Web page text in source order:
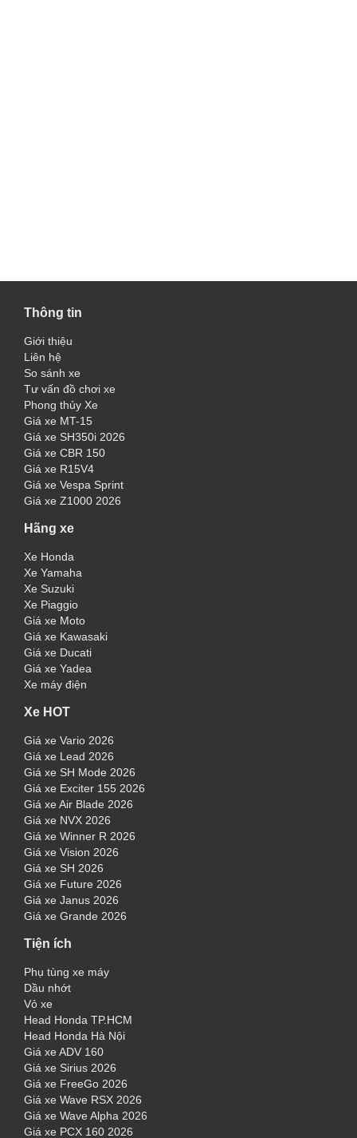
Thông tin
Giới thiệu
Liên hệ
So sánh xe
Tư vấn đồ chơi xe
Phong thủy Xe
Giá xe MT-15
Giá xe SH350i 2026
Giá xe CBR 150
Giá xe R15V4
Giá xe Vespa Sprint
Giá xe Z1000 2026
Hãng xe
Xe Honda
Xe Yamaha
Xe Suzuki
Xe Piaggio
Giá xe Moto
Giá xe Kawasaki
Giá xe Ducati
Giá xe Yadea
Xe máy điện
Xe HOT
Giá xe Vario 2026
Giá xe Lead 2026
Giá xe SH Mode 2026
Giá xe Exciter 155 2026
Giá xe Air Blade 2026
Giá xe NVX 2026
Giá xe Winner R 2026
Giá xe Vision 2026
Giá xe SH 2026
Giá xe Future 2026
Giá xe Janus 2026
Giá xe Grande 2026
Tiện ích
Phụ tùng xe máy
Dầu nhớt
Vỏ xe
Head Honda TP.HCM
Head Honda Hà Nội
Giá xe ADV 160
Giá xe Sirius 2026
Giá xe FreeGo 2026
Giá xe Wave RSX 2026
Giá xe Wave Alpha 2026
Giá xe PCX 160 2026